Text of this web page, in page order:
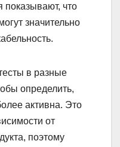
что
значительно
в разные
определить,
активна. Это
от
поэтому